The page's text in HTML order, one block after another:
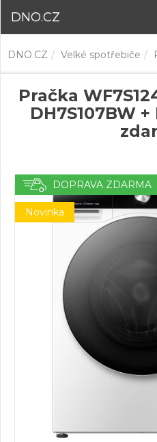
DNO.CZ
DNO.CZ Velké spotřebiče
Pračka
DH7S107BW
DOPRAVA ZDARMA
Novinka